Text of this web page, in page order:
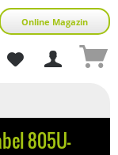
Online Magazin
805U-